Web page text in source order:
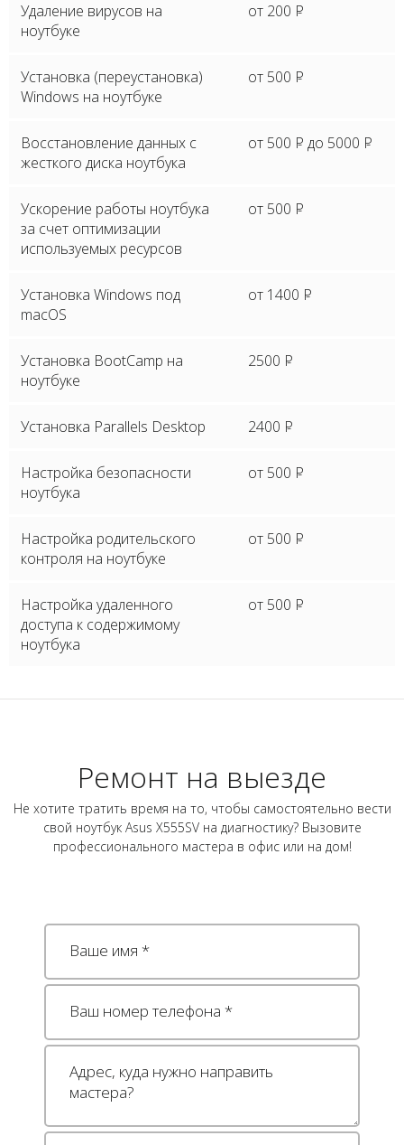
Удаление вирусов на
ноутбуке
от 200 P
Установка (переустановка)
Windows на ноутбуке
от 500 P
Восстановление данных с
жесткого диска ноутбука
от 500 P до 5000 P
Ускорение работы ноутбука
за счет оптимизации
используемых ресурсов
от 500 P
Установка Windows под
macOS
от 1400 P
Установка BootCamp на
ноутбуке
2500 P
Установка Parallels Desktop 2400 P
Настройка безопасности
ноутбука
от 500 P
Настройка родительского
контроля на ноутбуке
от 500 P
Настройка удаленного
доступа к содержимому
ноутбука
от 500 P
Ремонт на выезде
Не хотите тратить время на то, чтобы самостоятельно вести
свой ноутбук Asus X555SV на диагностику? Вызовите
профессионального мастера в офис или на дом!